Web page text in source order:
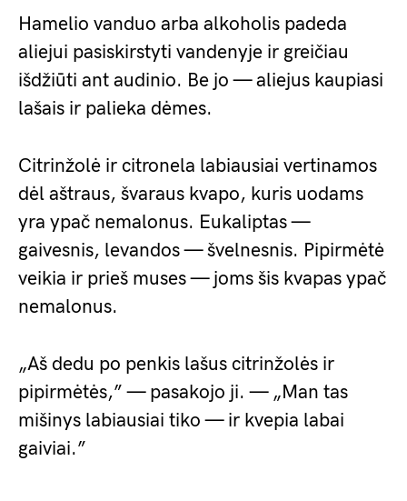
Hamelio vanduo arba alkoholis padeda
aliejui pasiskirstyti vandenyje ir greičiau
išdžiūti ant audinio. Be jo — aliejus kaupiasi
lašais ir palieka dėmes.
Citrinžolė ir citronela labiausiai vertinamos
dėl aštraus, švaraus kvapo, kuris uodams
yra ypač nemalonus. Eukaliptas —
gaivesnis, levandos — švelnesnis. Pipirmėtė
veikia ir prieš muses — joms šis kvapas ypač
nemalonus.
„Aš dedu po penkis lašus citrinžolės ir
pipirmėtės,” — pasakojo ji. — „Man tas
mišinys labiausiai tiko — ir kvepia labai
gaiviai.”